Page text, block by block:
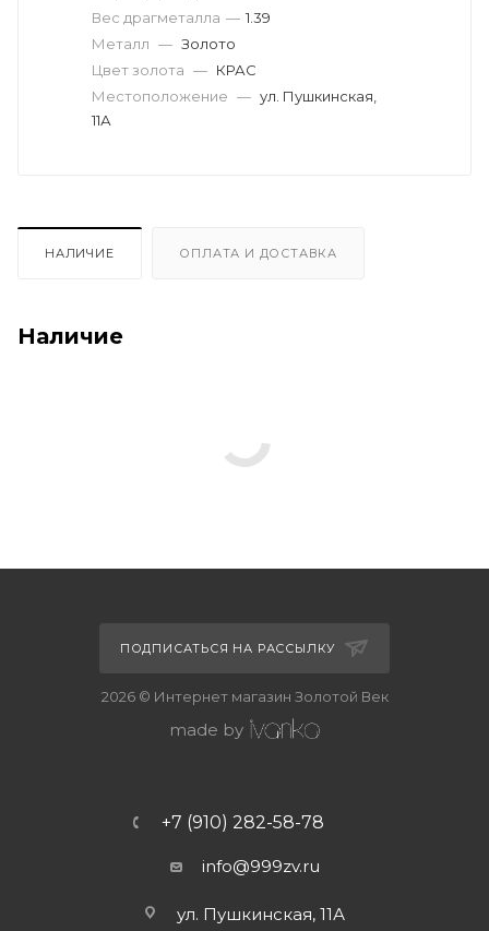
Вес драгметалла — 1.39
Металл — Золото
Цвет золота — КРАС
Местоположение — ул. Пушкинская,
11А
НАЛИЧИЕ ОПЛАТА И ДОСТАВКА
Наличие
ПОДПИСАТЬСЯ НА РАССЫЛКУ
2026 © Интернет магазин Золотой Век
made by
+7 (910) 282-58-78
info@999zv.ru
ул. Пушкинская, 11А